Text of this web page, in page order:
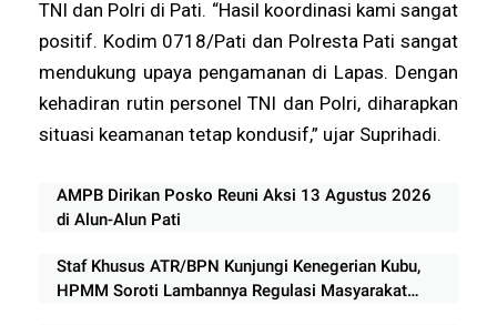
TNI dan Polri di Pati. “Hasil koordinasi kami sangat
positif. Kodim 0718/Pati dan Polresta Pati sangat
mendukung upaya pengamanan di Lapas. Dengan
kehadiran rutin personel TNI dan Polri, diharapkan
situasi keamanan tetap kondusif,” ujar Suprihadi.
AMPB Dirikan Posko Reuni Aksi 13 Agustus 2026
di Alun-Alun Pati
Staf Khusus ATR/BPN Kunjungi Kenegerian Kubu,
HPMM Soroti Lambannya Regulasi Masyarakat